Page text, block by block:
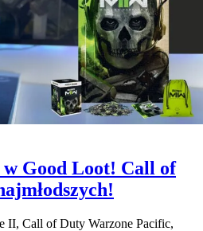
w Good Loot! Call of
II, Call of Duty Warzone Pacific,